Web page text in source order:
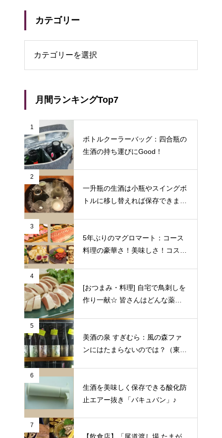
カテゴリー
月間ランキングTop7
1
ボトルクーラーバッグ：四合瓶の
生酒の持ち運びにGood！
2
一升瓶の生酒は小瓶やスイングボ
トルに移し替えれば保存できます
3
5年ぶりのマグロマート：コース
料理の豪華さ！美味しさ！コスパ
4
[おつまみ・料理] 自宅で鳥刺しを
作り一献☆ 皆さんはどんな薬味
5
美酒の泉 すぎむら：風の森ファ
ンにはたまらないのでは？（東京
6
生酒を美味しく保存できる酸化防
止エアー抜き「バキュバン」♪
7